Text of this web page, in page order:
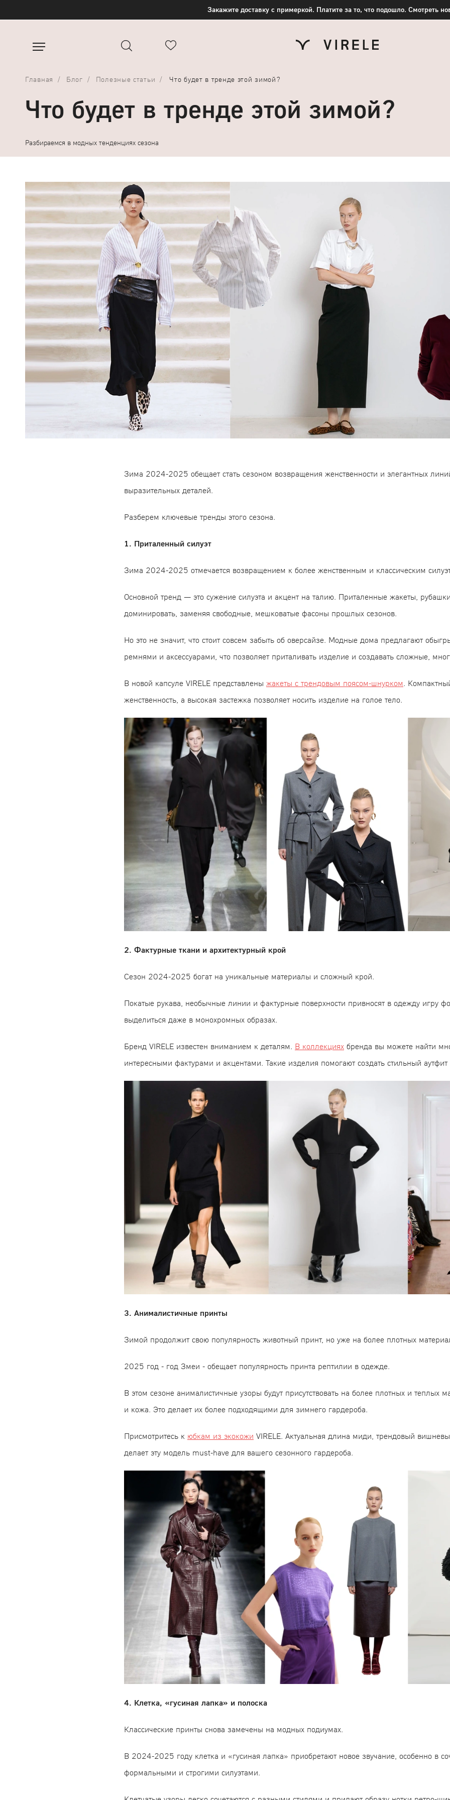
Закажите доставку с примеркой. Платите за то, что подошло. Смотреть
Главная Блог Полезные статьи Что будет в тренде этой зимой?
Что будет в тренде этой зимой?
Разбираемся в модных тенденциях сезона
Зима 2024-2025 обещает стать сезоном возвращения женственности и элегантных
выразительных деталей.
Разберем ключевые тренды этого сезона.
1. Приталенный силуэт
Зима 2024-2025 отмечается возвращением к более женственным и классическим
Основной тренд — это сужение силуэта и акцент на талию. Приталенные жакеты,
доминировать, заменяя свободные, мешковатые фасоны прошлых сезонов.
Но это не значит, что стоит совсем забыть об оверсайзе. Модные дома предлагают
ремнями и аксессуарами, что позволяет приталивать изделие и создавать сложные,
В новой капсуле VIRELE представлены жакеты с трендовым поясом-шнурком.
женственность, а высокая застежка позволяет носить изделие на голое тело.
2. Фактурные ткани и архитектурный крой
Сезон 2024-2025 богат на уникальные материалы и сложный крой.
Покатые рукава, необычные линии и фактурные поверхности привносят в одежду игру
выделиться даже в монохромных образах.
Бренд VIRELE известен вниманием к деталям. В коллекциях бренда вы можете найти
интересными фактурами и акцентами. Такие изделия помогают создать стильный
3. Анималистичные принты
Зимой продолжит свою популярность животный принт, но уже на более плотных
2025 год - год Змеи - обещает популярность принта рептилии в одежде.
В этом сезоне анималистичные узоры будут присутствовать на более плотных и теплых
и кожа. Это делает их более подходящими для зимнего гардероба.
Присмотритесь к юбкам из экокожи VIRELE. Актуальная длина миди, трендовый
делает эту модель must-have для вашего сезонного гардероба.
4. Клетка, «гусиная лапка» и полоска
Классические принты снова замечены на модных подиумах.
В 2024-2025 году клетка и «гусиная лапка» приобретают новое звучание, особенно в
формальными и строгими силуэтами.